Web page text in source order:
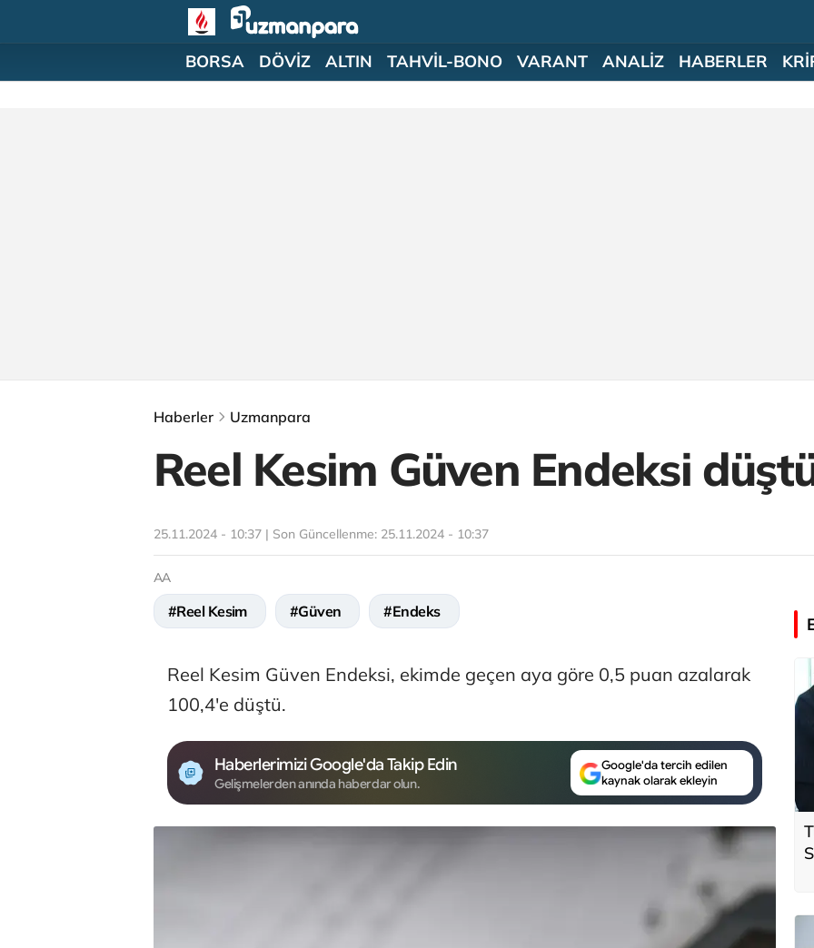
BORSA DÖVİZ ALTIN TAHVİL-BONO VARANT ANALİZ HABERLER
Haberler Uzmanpara
Reel Kesim Güven Endeksi
25.11.2024 - 10:37 | Son Güncellenme: 25.11.2024 - 10:37
AA
#Reel Kesim #Güven #Endeks
Reel Kesim Güven Endeksi, ekimde geçen aya göre 0,5 puan azalarak
100,4'e düştü.
Haberlerimizi Google'da Takip Edin
Gelişmelerden anında haberdar olun.
Google'da tercih edilen
kaynak olarak ekleyin